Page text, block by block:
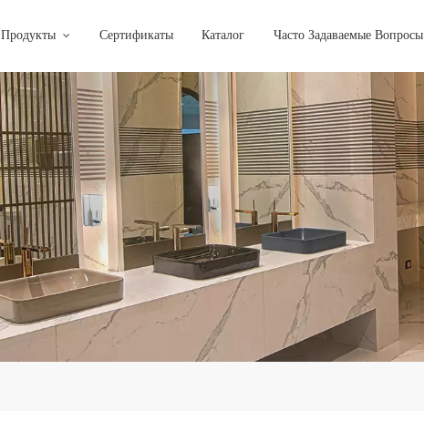
Продукты Сертификаты Каталог Часто Задаваемые Вопросы